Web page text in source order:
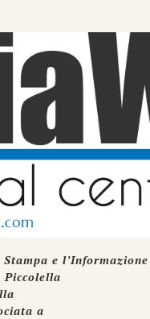
e
Piccolella
a